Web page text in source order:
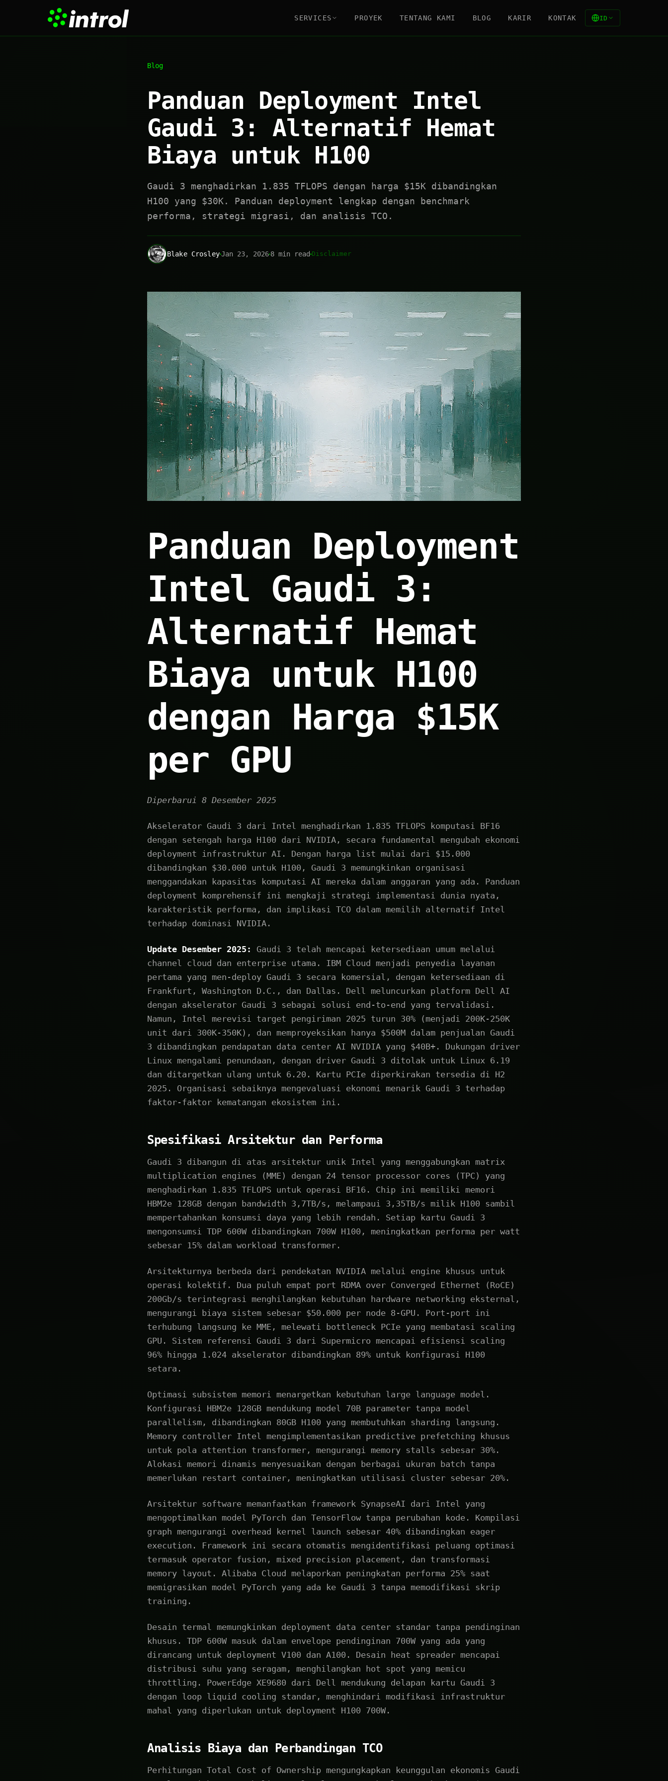
SERVICES PROYEK TENTANG KAMI BLOG KARIR KONTAK ID
Blog
Panduan Deployment Intel
Gaudi 3: Alternatif Hemat
Biaya untuk H100
Gaudi 3 menghadirkan 1.835 TFLOPS dengan harga $15K dibandingkan
H100 yang $30K. Panduan deployment lengkap dengan benchmark
performa, strategi migrasi, dan analisis TCO.
Blake CrosleyJan 23, 20268 min read Disclaimer
Panduan Deployment
Intel Gaudi 3:
Alternatif Hemat
Biaya untuk H100
dengan Harga $15K
per GPU
Diperbarui 8 Desember 2025
Akselerator Gaudi 3 dari Intel menghadirkan 1.835 TFLOPS komputasi BF16
dengan setengah harga H100 dari NVIDIA, secara fundamental mengubah ekonomi
deployment infrastruktur AI. Dengan harga list mulai dari $15.000
dibandingkan $30.000 untuk H100, Gaudi 3 memungkinkan organisasi
menggandakan kapasitas komputasi AI mereka dalam anggaran yang ada. Panduan
deployment komprehensif ini mengkaji strategi implementasi dunia nyata,
karakteristik performa, dan implikasi TCO dalam memilih alternatif Intel
terhadap dominasi NVIDIA.
Update Desember 2025:
Gaudi 3 telah mencapai ketersediaan umum melalui
channel cloud dan enterprise utama. IBM Cloud menjadi penyedia layanan
pertama yang men-deploy Gaudi 3 secara komersial, dengan ketersediaan di
Frankfurt, Washington D.C., dan Dallas. Dell meluncurkan platform Dell AI
dengan akselerator Gaudi 3 sebagai solusi end-to-end yang tervalidasi.
Namun, Intel merevisi target pengiriman 2025 turun 30% (menjadi 200K-250K
unit dari 300K-350K), dan memproyeksikan hanya $500M dalam penjualan Gaudi
3 dibandingkan pendapatan data center AI NVIDIA yang $40B+. Dukungan driver
Linux mengalami penundaan, dengan driver Gaudi 3 ditolak untuk Linux 6.19
dan ditargetkan ulang untuk 6.20. Kartu PCIe diperkirakan tersedia di H2
2025. Organisasi sebaiknya mengevaluasi ekonomi menarik Gaudi 3 terhadap
faktor-faktor kematangan ekosistem ini.
Spesifikasi Arsitektur dan Performa
Gaudi 3 dibangun di atas arsitektur unik Intel yang menggabungkan matrix
multiplication engines (MME) dengan 24 tensor processor cores (TPC) yang
menghadirkan 1.835 TFLOPS untuk operasi BF16. Chip ini memiliki memori
HBM2e 128GB dengan bandwidth 3,7TB/s, melampaui 3,35TB/s milik H100 sambil
mempertahankan konsumsi daya yang lebih rendah. Setiap kartu Gaudi 3
mengonsumsi TDP 600W dibandingkan 700W H100, meningkatkan performa per watt
sebesar 15% dalam workload transformer.
Arsitekturnya berbeda dari pendekatan NVIDIA melalui engine khusus untuk
operasi kolektif. Dua puluh empat port RDMA over Converged Ethernet (RoCE)
200Gb/s terintegrasi menghilangkan kebutuhan hardware networking eksternal,
mengurangi biaya sistem sebesar $50.000 per node 8-GPU. Port-port ini
terhubung langsung ke MME, melewati bottleneck PCIe yang membatasi scaling
GPU. Sistem referensi Gaudi 3 dari Supermicro mencapai efisiensi scaling
96% hingga 1.024 akselerator dibandingkan 89% untuk konfigurasi H100
setara.
Optimasi subsistem memori menargetkan kebutuhan large language model.
Konfigurasi HBM2e 128GB mendukung model 70B parameter tanpa model
parallelism, dibandingkan 80GB H100 yang membutuhkan sharding langsung.
Memory controller Intel mengimplementasikan predictive prefetching khusus
untuk pola attention transformer, mengurangi memory stalls sebesar 30%.
Alokasi memori dinamis menyesuaikan dengan berbagai ukuran batch tanpa
memerlukan restart container, meningkatkan utilisasi cluster sebesar 20%.
Arsitektur software memanfaatkan framework SynapseAI dari Intel yang
mengoptimalkan model PyTorch dan TensorFlow tanpa perubahan kode. Kompilasi
graph mengurangi overhead kernel launch sebesar 40% dibandingkan eager
execution. Framework ini secara otomatis mengidentifikasi peluang optimasi
termasuk operator fusion, mixed precision placement, dan transformasi
memory layout. Alibaba Cloud melaporkan peningkatan performa 25% saat
memigrasikan model PyTorch yang ada ke Gaudi 3 tanpa memodifikasi skrip
training.
Desain termal memungkinkan deployment data center standar tanpa pendinginan
khusus. TDP 600W masuk dalam envelope pendinginan 700W yang ada yang
dirancang untuk deployment V100 dan A100. Desain heat spreader mencapai
distribusi suhu yang seragam, menghilangkan hot spot yang memicu
throttling. PowerEdge XE9680 dari Dell mendukung delapan kartu Gaudi 3
dengan loop liquid cooling standar, menghindari modifikasi infrastruktur
mahal yang diperlukan untuk deployment H100 700W.
Analisis Biaya dan Perbandingan TCO
Perhitungan Total Cost of Ownership mengungkapkan keunggulan ekonomis Gaudi